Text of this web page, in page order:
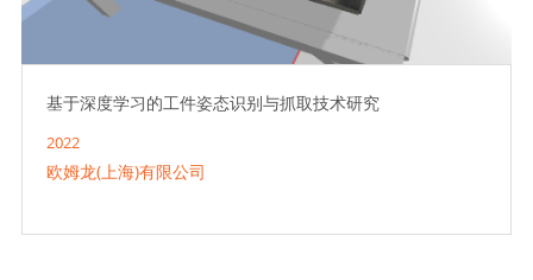
基于深度学习的工件姿态识别与抓取技术研究
2022
欧姆龙(上海)有限公司